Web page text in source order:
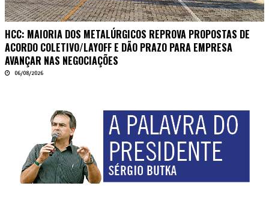
HCC: MAIORIA DOS METALÚRGICOS REPROVA PROPOSTAS DE
ACORDO COLETIVO/LAYOFF E DÃO PRAZO PARA EMPRESA
AVANÇAR NAS NEGOCIAÇÕES
06/08/2026